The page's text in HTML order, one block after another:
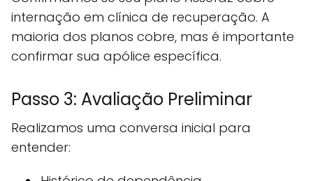
internação em clínica de recuperação. A
maioria dos planos cobre, mas é importante
confirmar sua apólice específica.
Passo 3: Avaliação Preliminar
Realizamos uma conversa inicial para
entender: